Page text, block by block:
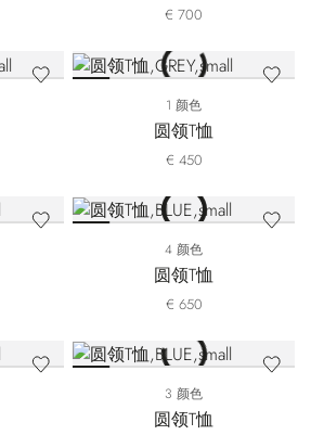
€ 700
1 颜色
圆领T恤
€ 450
4 颜色
圆领T恤
€ 650
3 颜色
圆领T恤